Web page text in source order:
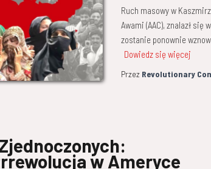
Ruch masowy w
Awami (AAC), znalazł
zostanie ponownie
Dowiedz się więcej
Przez Revolutionary
w Ameryce